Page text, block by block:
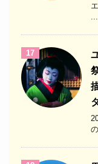
17